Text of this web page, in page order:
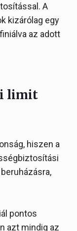
A
kizárólag egy
az adott
limit
hiszen a
pontos
azt mindig az